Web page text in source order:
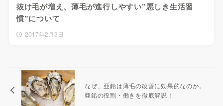
抜け毛が増え、薄毛が進行しやすい”悪しき生活習
慣”について
2017年2月3日
なぜ、亜鉛は薄毛の改善に効果的なのか。
亜鉛の役割・働きを徹底解説！